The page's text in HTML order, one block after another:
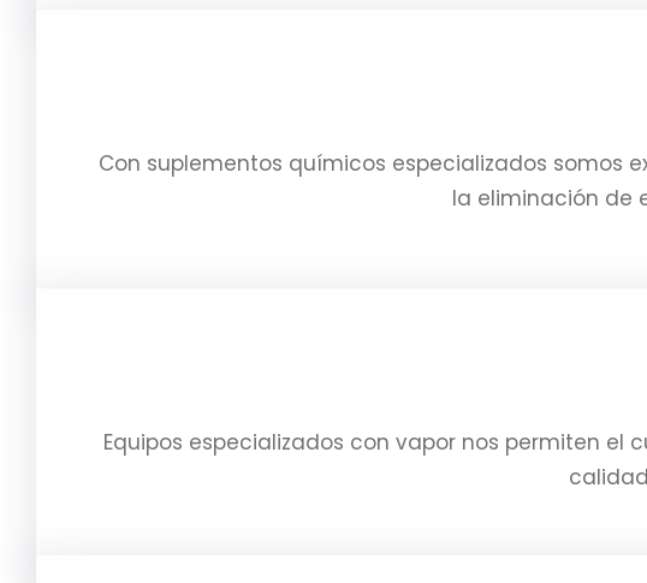
Con suplementos químicos especializados somos
la eliminación de
Equipos especializados con vapor nos permiten